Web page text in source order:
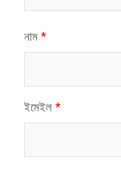
নাম *
ইমেইল *